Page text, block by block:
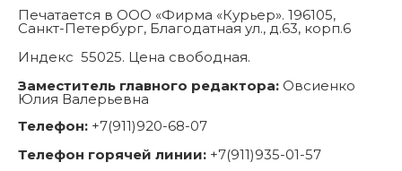
Печатается в ООО «Фирма «Курьер». 196105,
Санкт-Петербург, Благодатная ул., д.63, корп.6
Индекс 55025. Цена свободная.
Заместитель главного редактора: Овсиенко
Юлия Валерьевна
Телефон: +7(911)920-68-07
Телефон горячей линии: +7(911)935-01-57